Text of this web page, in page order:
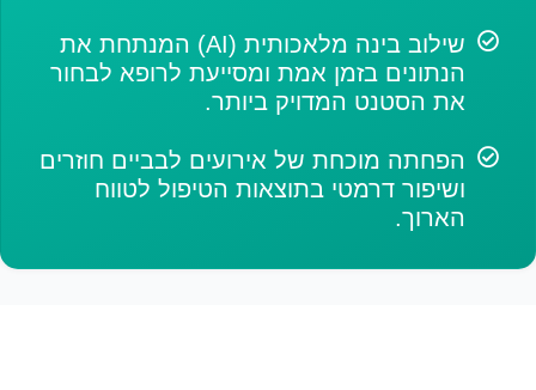
שילוב בינה מלאכותית (AI) המנתחת את
הנתונים בזמן אמת ומסייעת לרופא לבחור
את הסטנט המדויק ביותר.
הפחתה מוכחת של אירועים לבביים חוזרים
ושיפור דרמטי בתוצאות הטיפול לטווח
הארוך.